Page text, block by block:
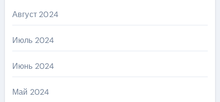
Август 2024
Июль 2024
Июнь 2024
Май 2024